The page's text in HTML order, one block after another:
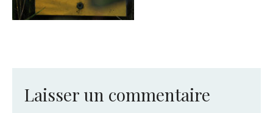
Laisser un commentaire